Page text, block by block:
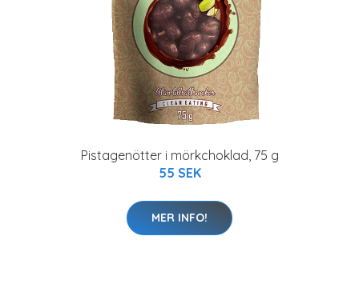
Pistagenötter i mörkchoklad, 75 g
55 SEK
MER INFO!